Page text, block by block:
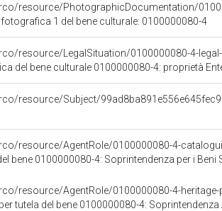
resource/PhotographicDocumentation/
1 del bene culturale: 0100000080-4
resource/LegalSituation/0100000080-4-
del bene culturale 0100000080-4: proprietà
resource/Subject/
resource/AgentRole/0100000080-4-
bene 0100000080-4: Soprintendenza per i
resource/AgentRole/0100000080-4-heritage-
tutela del bene 0100000080-4: